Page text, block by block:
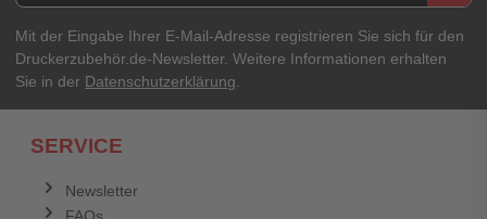
Mit der Eingabe Ihrer E-Mail-Adresse registrieren Sie sich für den
Druckerzubehör.de-Newsletter. Weitere Informationen erhalten
Sie in der Datenschutzerklärung.
SERVICE
Newsletter
FAQs